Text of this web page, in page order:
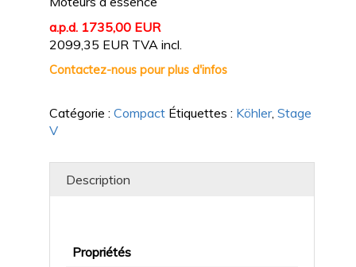
a.p.d. 1735,00 EUR
2099,35 EUR TVA incl.
Catégorie : Compact Étiquettes : Köhler, Stage
V
Description
Propriétés